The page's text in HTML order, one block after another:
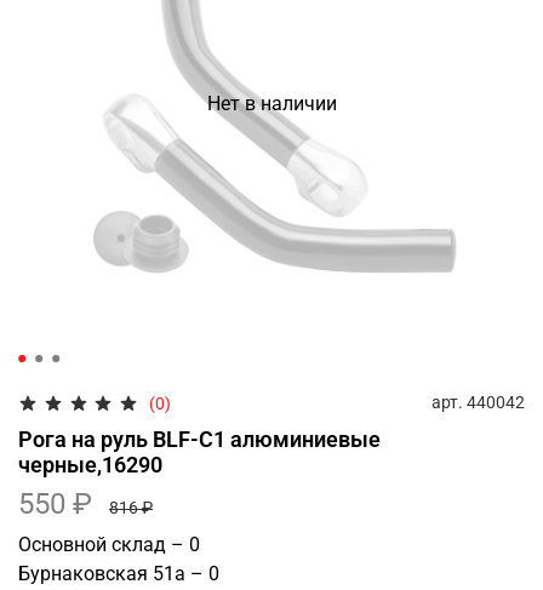
Нет в наличии
(0) арт. 440042
Рога на руль BLF-C1 алюминиевые
черные,16290
550 ₽ 816 ₽
Основной склад – 0
Бурнаковская 51а – 0